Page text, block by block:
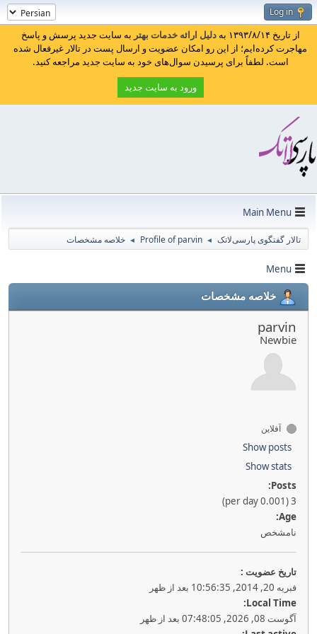
Log in
از تاریخ ۱۳۹۳/۸/۱۴ به دلیل ارائه خدمات بهتر به سایت جدید پرسش و پاسخ
مهاجرت کرده‌ایم؛ از این رو امکان عضویت و ارسال پست در تالار غیرفعال شده
است. لطفاً برای پرسیدن سوال‌های خود به سایت جدید مراجعه کنید.
ورود به سایت جدید
Main Menu
تالار گفتگوی پارسی‌لاتک ◄
Profile of parvin
◄ خلاصه مشخصات
Menu
خلاصه مشخصات
parvin
Newbie
آفلاین
Show posts
Show stats
Posts:
3 (0.001 per day)
Age:
نامشخص
تاريخ عضويت :
فبریه 20, 2014, 10:56:35 بعد از ظهر
Local Time:
آگوست 08, 2026, 07:48:05 بعد از ظهر